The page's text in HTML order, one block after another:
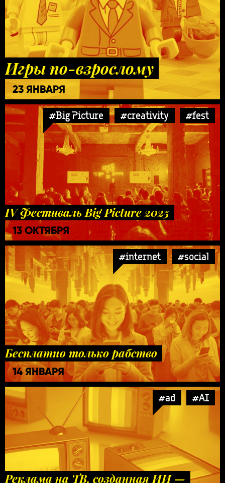
Игры по-взрослому
23 ЯНВАРЯ
#Big Picture #creativity #fest
IV Фестиваль Big Picture 2025
13 ОКТЯБРЯ
#internet #social
Бесплатно только рабство
14 ЯНВАРЯ
#ad #AI
Реклама на ТВ, созданная ИИ —